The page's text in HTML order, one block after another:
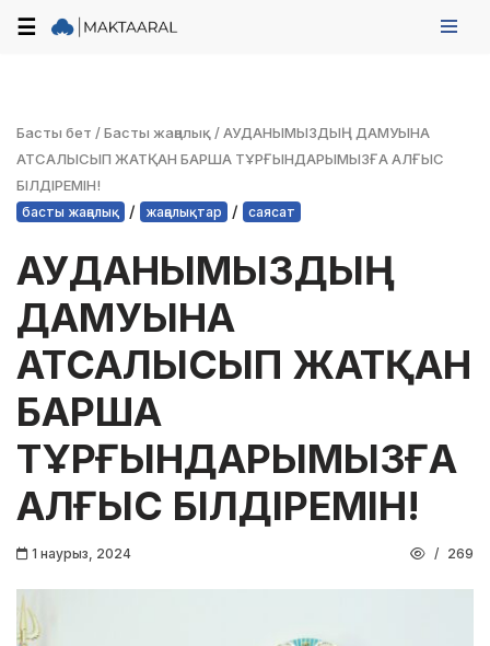
☰
Басты бет /Басты жаңалық /АУДАНЫМЫЗДЫҢ ДАМУЫНА
АТСАЛЫСЫП ЖАТҚАН БАРША ТҰРҒЫНДАРЫМЫЗҒА АЛҒЫС
БІЛДІРЕМІН!
басты жаңалық / жаңалықтар / саясат
АУДАНЫМЫЗДЫҢ
ДАМУЫНА
АТСАЛЫСЫП ЖАТҚАН
БАРША
ТҰРҒЫНДАРЫМЫЗҒА
АЛҒЫС БІЛДІРЕМІН!
1 наурыз, 2024 269